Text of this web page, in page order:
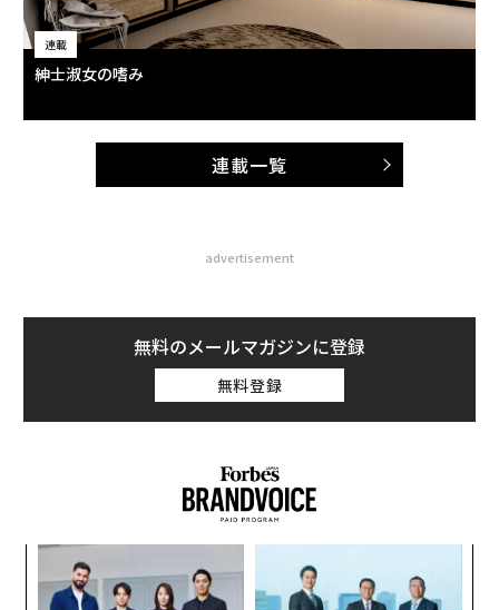
連載
紳士淑女の嗜み
連載一覧
advertisement
無料のメールマガジンに登録
無料登録